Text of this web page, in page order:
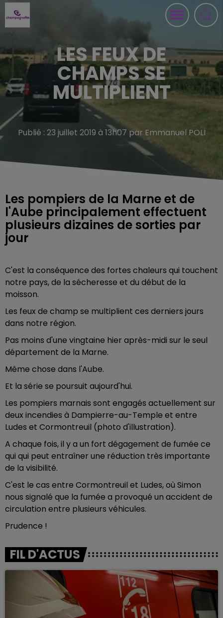
LES FEUX DE
CHAMPS SE
MULTIPLIENT
Publié : 23 juillet 2019 à 13h07 par Emmanuel POLI
Les pompiers de la Marne et de
l'Aube principalement effectuent
plusieurs dizaines de sorties par
jour
C'est la conséquence des fortes chaleurs qui touchent
notre pays, de la sécheresse et du début de la
moisson.
Les feux de champ se multiplient ces derniers jours
dans notre région.
Pas moins d'une vingtaine hier après-midi sur le seul
département de la Marne.
Même chose dans l'Aube.
Et la série se poursuit aujourd'hui.
Les pompiers marnais sont engagés actuellement sur
deux incendies à Dampierre-au-Temple et entre
Ludes et Cormontreuil (photo d'illustration).
A chaque fois, il y a un fort dégagement de fumée ce
qui qui peut entraîner une réduction très importante
de la visibilité.
C'est le cas entre Cormontreuil et Ludes, où Simon
nous signalé que la fumée a provoqué un accident de
circulation entre plusieurs véhicules.
Prudence !
FIL D'ACTUS